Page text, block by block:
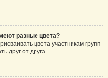
разные цвета?
цвета участникам групп
друг от друга.